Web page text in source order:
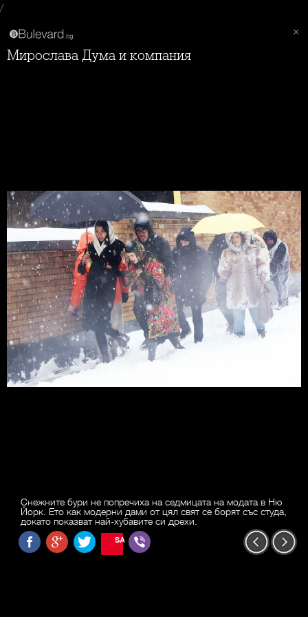
/
Мирослава Дума и компания
Снежните бури не попречиха на седмицата на модата в Ню
Йорк. Ето как модерни дами от цял свят се борят със студа,
докато показват най-хубавите си дрехи.
SAVE